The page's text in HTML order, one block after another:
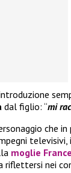
dal figlio: “mi
che
moglie
riflettersi nei